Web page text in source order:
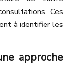
Ces
à identifier les
approche